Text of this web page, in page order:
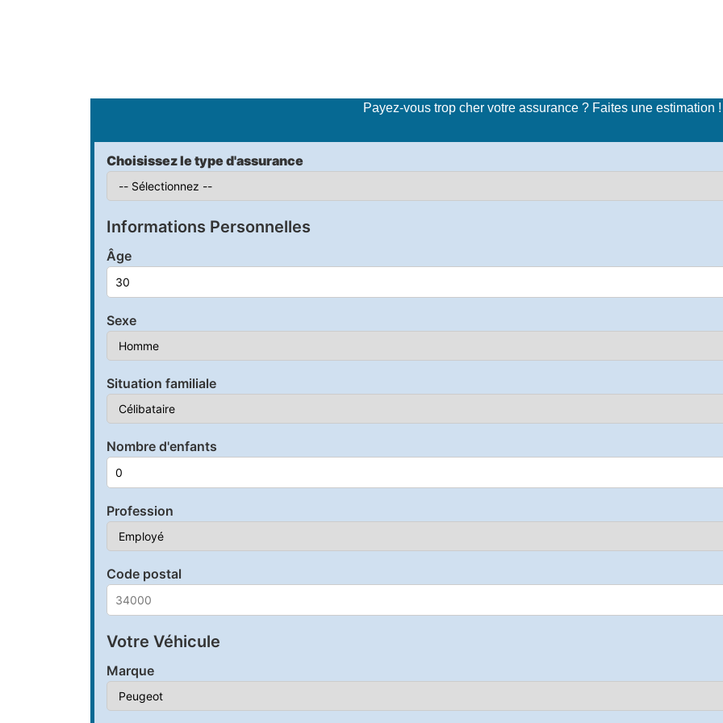
Payez-vous trop cher votre assurance ? Faites une estimation !
Choisissez le type d'assurance
Informations Personnelles
Âge
Sexe
Situation familiale
Nombre d'enfants
Profession
Code postal
Votre Véhicule
Marque